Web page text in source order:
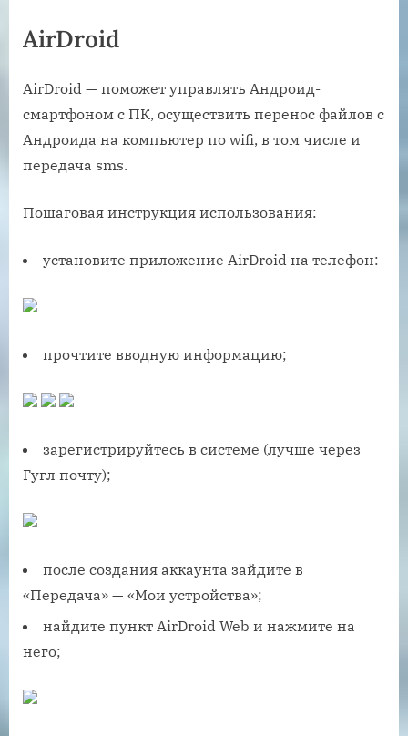
AirDroid
AirDroid — поможет управлять Андроид-
смартфоном с ПК, осуществить перенос файлов с
Андроида на компьютер по wifi, в том числе и
передача sms.
Пошаговая инструкция использования:
установите приложение AirDroid на телефон:
прочтите вводную информацию;
зарегистрируйтесь в системе (лучше через
Гугл почту);
после создания аккаунта зайдите в
«Передача» — «Мои устройства»;
найдите пункт AirDroid Web и нажмите на
него;